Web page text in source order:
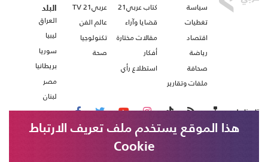
سياسة
تغطيات
اقتصاد
رياضة
صحافة
ملفات وتقارير
كتاب عربي21
قضايا وآراء
مقالات مختارة
أفكار
استطلاع رأي
عربي21 TV
عالم الفن
تكنولوجيا
صحة
البلد
العراق
ليبيا
سوريا
بريطانيا
مصر
لبنان
تابعنا على
هذا الموقع يستخدم ملف تعريف الارتباط
Cookie